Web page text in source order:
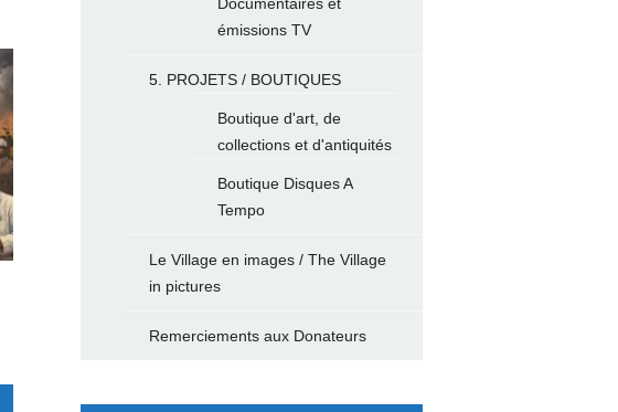
émissions TV
5. PROJETS / BOUTIQUES
Boutique d'art, de
collections et d'antiquités
Boutique Disques A
Tempo
Le Village en images / The Village
in pictures
Remerciements aux Donateurs